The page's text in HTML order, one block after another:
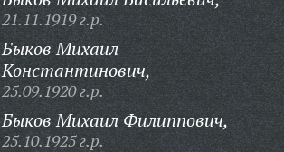
21.11.1919 г.р.
Быков Михаил
Константинович,
25.09.1920 г.р.
Быков Михаил Филиппович,
25.10.1925 г.р.